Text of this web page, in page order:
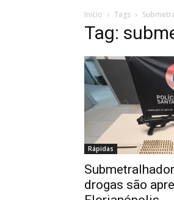
Inicio Tags
Tag:
Rápidas
drogas são